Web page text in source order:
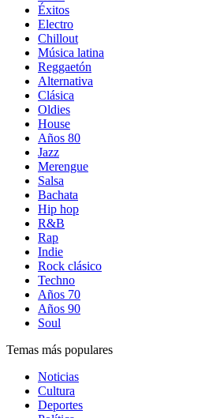
Éxitos
Electro
Chillout
Música latina
Reggaetón
Alternativa
Clásica
Oldies
House
Años 80
Jazz
Merengue
Salsa
Bachata
Hip hop
R&B
Rap
Indie
Rock clásico
Techno
Años 70
Años 90
Soul
Temas más populares
Noticias
Cultura
Deportes